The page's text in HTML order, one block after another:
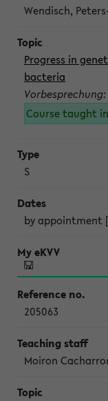
Wendisch,
Progress in
bacteria
Vorbesprechung:
Course taught
S
by appointment
205063
Moiron